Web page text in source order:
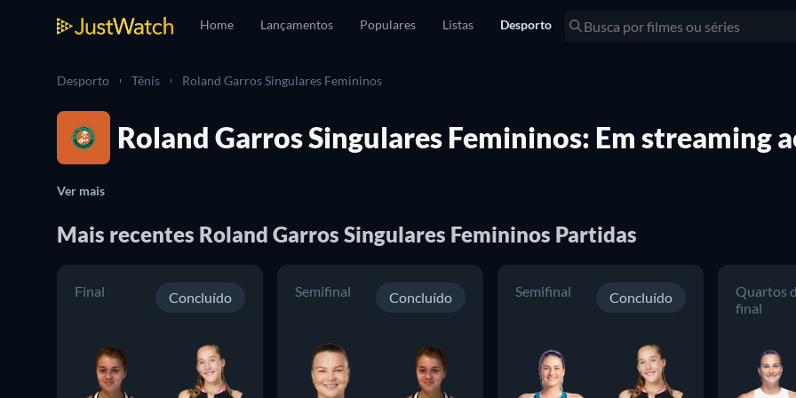
Home Lançamentos Populares Listas Desporto
Desporto Tênis Roland Garros Singulares Femininos
Roland Garros Singulares Femininos: Em streaming
Ver mais
Mais recentes Roland Garros Singulares Femininos Partidas
Final Concluído Semifinal Concluído Semifinal Concluído
Quartos
final